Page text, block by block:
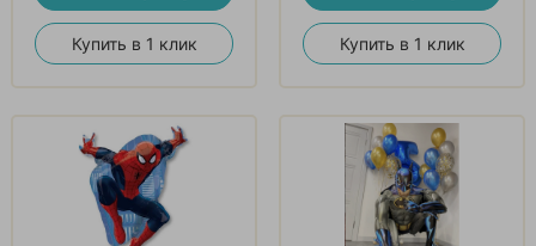
Купить в 1 клик Купить в 1 клик